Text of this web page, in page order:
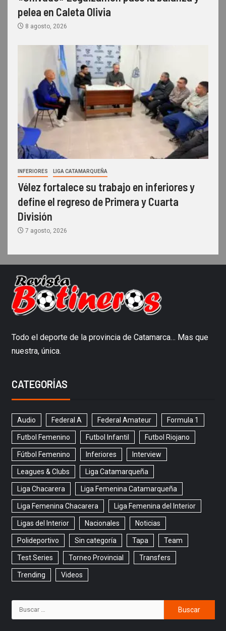
pelea en Caleta Olivia
8 agosto, 2026
INFERIORES LIGA CATAMARQUEÑA
Vélez fortalece su trabajo en inferiores y
define el regreso de Primera y Cuarta
División
7 agosto, 2026
Todo el deporte de la provincia de Catamarca… Mas que
nuestra, única.
CATEGORÍAS
Audio Federal A Federal Amateur Formula 1
Futbol Femenino Futbol Infantil Futbol Riojano
Fútbol Femenino Inferiores Interview
Leagues & Clubs Liga Catamarqueña
Liga Chacarera Liga Femenina Catamarqueña
Liga Femenina Chacarera Liga Femenina del Interior
Ligas del Interior Nacionales Noticias
Polideportivo Sin categoría Tapa Team
Test Series Torneo Provincial Transfers
Trending Videos